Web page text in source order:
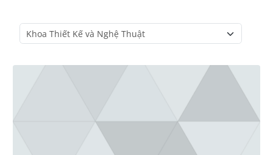
Course categories